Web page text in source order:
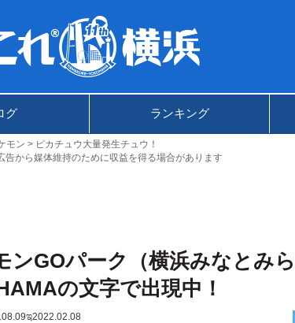
グ ランキング
モン
ピカチュウ大量発生チュウ！
から媒体維持のために収益を得る場合があります
ンGOパーク（横浜みなとみ
の文字で出現中！
ಇ2022.02.08